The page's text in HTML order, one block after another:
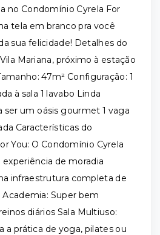
no Condomínio Cyrela For
tela em branco pra você
sua felicidade! Detalhes do
Mariana, próximo à estação
47m² Configuração: 1
à sala 1 lavabo Linda
ser um oásis gourmet 1 vaga
Características do
You: O Condomínio Cyrela
de moradia
infraestrutura completa de
Super bem
diários Sala Multiuso:
a prática de yoga, pilates ou